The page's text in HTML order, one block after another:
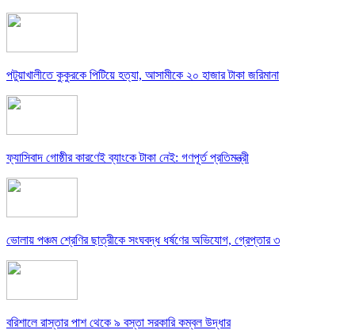
পটুয়াখালীতে কুকুরকে পিটিয়ে হত্যা, আসামীকে ২০ হাজার টাকা জরিমানা
ফ্যাসিবাদ গোষ্ঠীর কারণেই ব্যাংকে টাকা নেই: গণপূর্ত প্রতিমন্ত্রী
ভোলায় পঞ্চম শ্রেণির ছাত্রীকে সংঘবদ্ধ ধর্ষণের অভিযোগ, গ্রেপ্তার ৩
বরিশালে রাস্তার পাশ থেকে ৯ বস্তা সরকারি কম্বল উদ্ধার